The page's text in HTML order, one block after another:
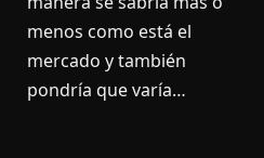
menos como está el
mercado y también
pondría que varía…